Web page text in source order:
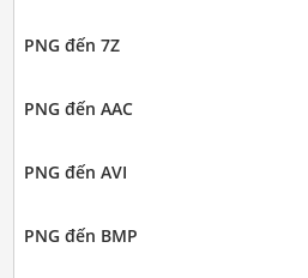
PNG đến 7Z
PNG đến AAC
PNG đến AVI
PNG đến BMP